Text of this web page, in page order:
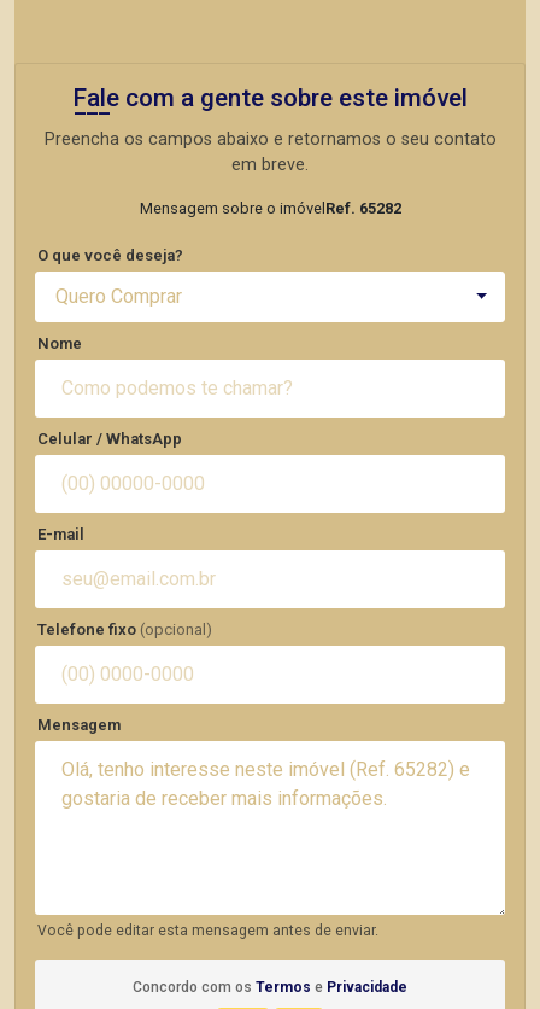
Fale com a gente sobre este imóvel
Preencha os campos abaixo e retornamos o seu contato
em breve.
Mensagem sobre o imóvel Ref. 65282
O que você deseja?
Quero Comprar
Nome
Celular / WhatsApp
E-mail
Telefone fixo (opcional)
Mensagem
Você pode editar esta mensagem antes de enviar.
Concordo com os Termos e Privacidade